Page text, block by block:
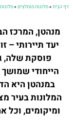
דף הבית»מלונות מומלצים»
מנהטן, המרכז
יעד תיירותי –
פוסקת שלה,
הייחודי
במנהטן היא
המלונות בעיר
ומיקומים,